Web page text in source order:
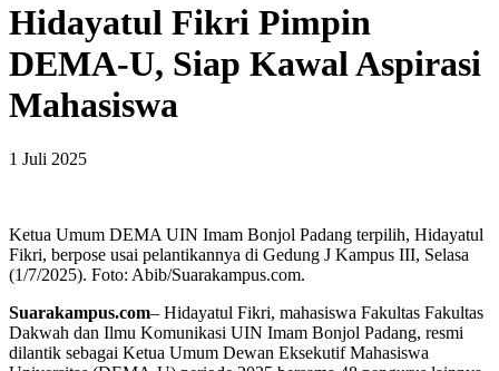
Hidayatul Fikri Pimpin
DEMA-U, Siap Kawal Aspirasi
Mahasiswa
1 Juli 2025
Ketua Umum DEMA UIN Imam Bonjol Padang terpilih, Hidayatul
Fikri, berpose usai pelantikannya di Gedung J Kampus III, Selasa
(1/7/2025). Foto: Abib/Suarakampus.com.
Suarakampus.com– Hidayatul Fikri, mahasiswa Fakultas Fakultas
Dakwah dan Ilmu Komunikasi UIN Imam Bonjol Padang, resmi
dilantik sebagai Ketua Umum Dewan Eksekutif Mahasiswa